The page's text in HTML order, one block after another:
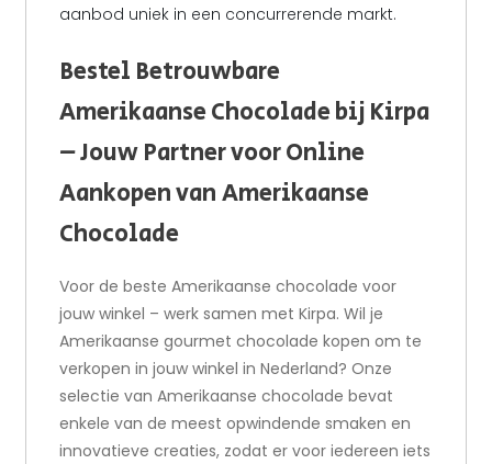
aanbod uniek in een concurrerende markt.
Bestel Betrouwbare
Amerikaanse Chocolade bij Kirpa
– Jouw Partner voor Online
Aankopen van Amerikaanse
Chocolade
Voor de beste Amerikaanse chocolade voor
jouw winkel – werk samen met Kirpa. Wil je
Amerikaanse gourmet chocolade kopen om te
verkopen in jouw winkel in Nederland? Onze
selectie van Amerikaanse chocolade bevat
enkele van de meest opwindende smaken en
innovatieve creaties, zodat er voor iedereen iets